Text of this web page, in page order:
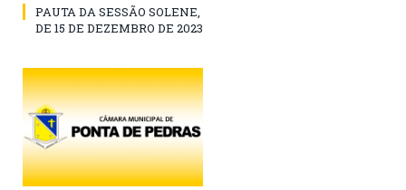
PAUTA DA SESSÃO SOLENE,
DE 15 DE DEZEMBRO DE 2023